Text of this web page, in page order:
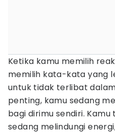
Ketika kamu memilih
memilih kata-kata yang
untuk tidak terlibat
penting, kamu sedang
bagi dirimu sendiri.
sedang melindungi